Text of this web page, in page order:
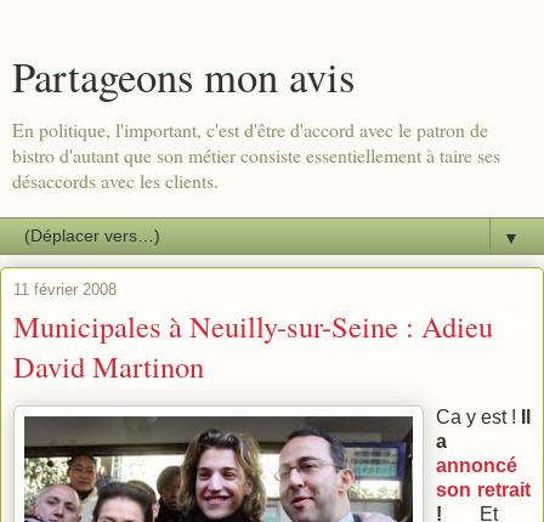
Partageons mon avis
En politique, l'important, c'est d'être d'accord avec le patron de
bistro d'autant que son métier consiste essentiellement à taire ses
désaccords avec les clients.
▼
11 février 2008
Municipales à Neuilly-sur-Seine : Adieu
David Martinon
Ca y est !
a
annoncé
son retrait
! Et